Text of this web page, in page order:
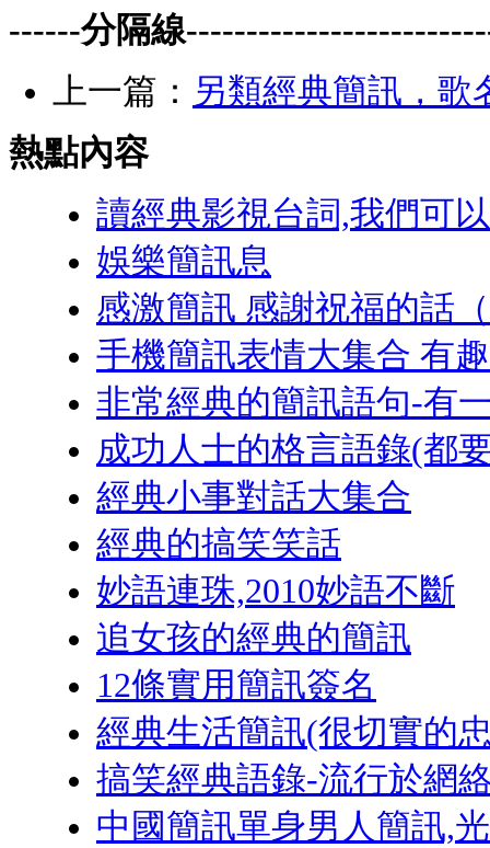
------分隔線
上一篇： 另類經典簡訊，歌
熱點內容
讀經典影視台詞,我們可
娛樂簡訊息
感激簡訊 感謝祝福的話
手機簡訊表情大集合 有
非常經典的簡訊語句-有
成功人士的格言語錄(都
經典小事對話大集合
經典的搞笑笑話
妙語連珠,2010妙語不斷
追女孩的經典的簡訊
12條實用簡訊簽名
經典生活簡訊(很切實的
搞笑經典語錄-流行於網
中國簡訊單身男人簡訊,